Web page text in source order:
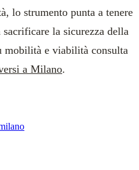
lo strumento punta a tenere
la sicurezza della
mobilità e viabilità consulta
a Milano.